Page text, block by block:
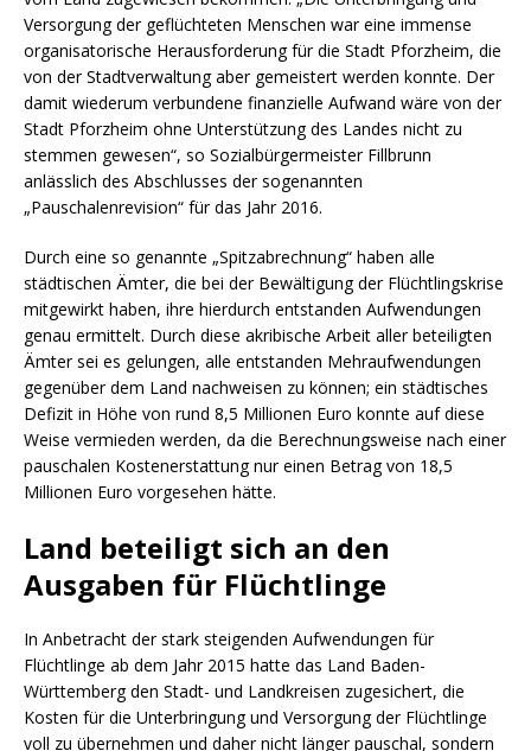
Versorgung der geflüchteten Menschen war eine immense
organisatorische Herausforderung für die Stadt Pforzheim, die
von der Stadtverwaltung aber gemeistert werden konnte. Der
damit wiederum verbundene finanzielle Aufwand wäre von der
Stadt Pforzheim ohne Unterstützung des Landes nicht zu
stemmen gewesen“, so Sozialbürgermeister Fillbrunn
anlässlich des Abschlusses der sogenannten
„Pauschalenrevision“ für das Jahr 2016.
Durch eine so genannte „Spitzabrechnung“ haben alle
städtischen Ämter, die bei der Bewältigung der Flüchtlingskrise
mitgewirkt haben, ihre hierdurch entstanden Aufwendungen
genau ermittelt. Durch diese akribische Arbeit aller beteiligten
Ämter sei es gelungen, alle entstanden Mehraufwendungen
gegenüber dem Land nachweisen zu können; ein städtisches
Defizit in Höhe von rund 8,5 Millionen Euro konnte auf diese
Weise vermieden werden, da die Berechnungsweise nach einer
pauschalen Kostenerstattung nur einen Betrag von 18,5
Millionen Euro vorgesehen hätte.
Land beteiligt sich an den
Ausgaben für Flüchtlinge
In Anbetracht der stark steigenden Aufwendungen für
Flüchtlinge ab dem Jahr 2015 hatte das Land Baden-
Württemberg den Stadt- und Landkreisen zugesichert, die
Kosten für die Unterbringung und Versorgung der Flüchtlinge
voll zu übernehmen und daher nicht länger pauschal, sondern